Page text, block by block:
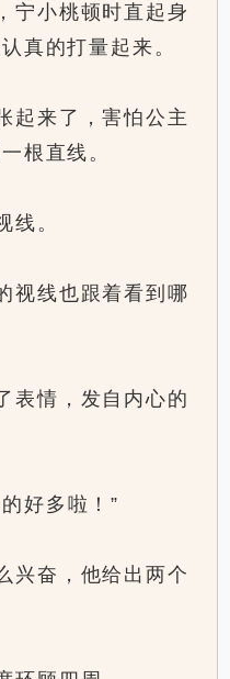
宁小桃顿时直起身
真的打量起来。
起来了，害怕公主
根直线。
线。
视线也跟着看到哪
表情，发自内心的
好多啦！”
兴奋，他给出两个